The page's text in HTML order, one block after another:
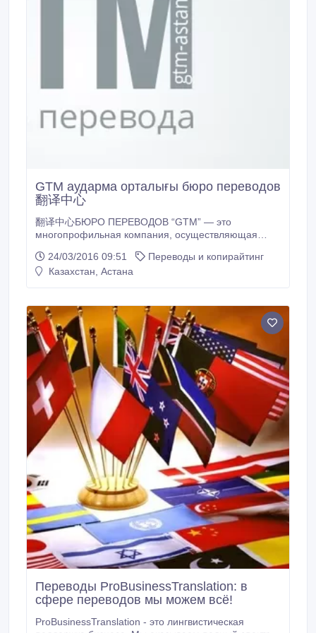
GTM аударма орталығы бюро переводов
翻译中心
翻译中心БЮРО ПЕРЕВОДОВ “GTM” — это
многопрофильная компания, осуществляющая
языков практически по любой тематике. ПЕРЕВОДЫ
ОТ 1000тг НАШЕ УСЛУГИ: Писменные переводы
Виза в Китай Обучение в Китае Обучение
китайскому языку ЯЗЫКИ С КОТОРЫМИ МЫ
РАБОТАЕМ: Казахский язык Китайский язык Русский
язык Турецский язык Узбекский язык Монголский
язык Английский язык Французский язык Арабский
язык Японский язык и др языки.
24/03/2016 09:51
Переводы и копирайтинг
Казахстан, Астана
Переводы ProBusinessTranslation: в
сфере переводов мы можем всё!
ProBusinessTranslation - это лингвистическая